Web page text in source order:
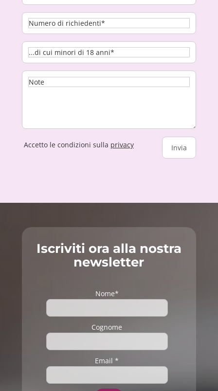
Accetto le condizioni sulla privacy
Iscriviti ora alla nostra
newsletter
Nome*
Cognome
Email *